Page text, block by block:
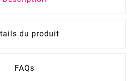
du produit
FAQs